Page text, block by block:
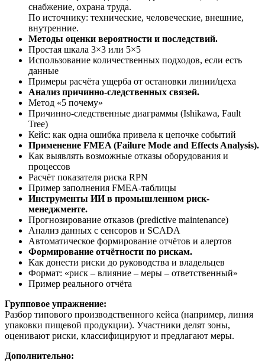
снабжение, охрана труда.
По источнику: технические, человеческие, внешние,
внутренние.
Методы оценки вероятности и последствий.
Простая шкала 3×3 или 5×5
Использование количественных подходов, если есть
данные
Примеры расчёта ущерба от остановки линии/цеха
Анализ причинно-следственных связей.
Метод «5 почему»
Причинно-следственные диаграммы (Ishikawa, Fault
Tree)
Кейс: как одна ошибка привела к цепочке событий
Применение FMEA (Failure Mode and Effects Analysis).
Как выявлять возможные отказы оборудования и
процессов
Расчёт показателя риска RPN
Пример заполнения FMEA-таблицы
Инструменты ИИ в промышленном риск-
менеджменте.
Прогнозирование отказов (predictive maintenance)
Анализ данных с сенсоров и SCADA
Автоматическое формирование отчётов и алертов
Формирование отчётности по рискам.
Как донести риски до руководства и владельцев
Формат: «риск – влияние – меры – ответственный»
Пример реального отчёта
Групповое упражнение:
Разбор типового производственного кейса (например, линия
упаковки пищевой продукции). Участники делят зоны,
оценивают риски, классифицируют и предлагают меры.
Дополнительно: